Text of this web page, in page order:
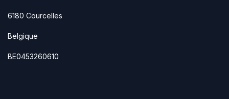
6180 Courcelles
Belgique
BE0453260610